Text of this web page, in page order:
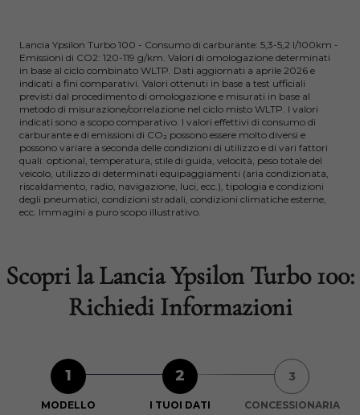
Lancia Ypsilon Turbo 100 - Consumo di carburante: 5,3-5,2 l/100km -
Emissioni di CO2: 120-119 g/km. Valori di omologazione determinati
in base al ciclo combinato WLTP. Dati aggiornati a aprile 2026 e
indicati a fini comparativi. Valori ottenuti in base a test ufficiali
previsti dal procedimento di omologazione e misurati in base al
metodo di misurazione/correlazione nel ciclo misto WLTP. I valori
indicati sono a scopo comparativo. I valori effettivi di consumo di
carburante e di emissioni di CO₂ possono essere molto diversi e
possono variare a seconda delle condizioni di utilizzo e di vari fattori
quali: optional, temperatura, stile di guida, velocità, peso totale del
veicolo, utilizzo di determinati equipaggiamenti (aria condizionata,
riscaldamento, radio, navigazione, luci, ecc.), tipologia e condizioni
degli pneumatici, condizioni stradali, condizioni climatiche esterne,
ecc. Immagini a puro scopo illustrativo.
Scopri la Lancia Ypsilon Turbo 100:
Richiedi Informazioni
1
MODELLO
2
I TUOI DATI
3
CONCESSIONARIA